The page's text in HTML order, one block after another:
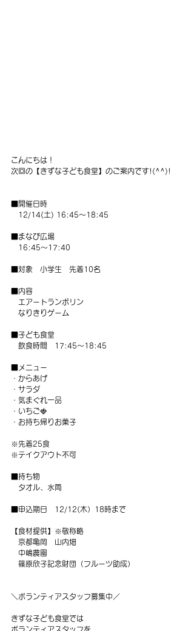
こんにちは！
次回の【きずな子ども食堂】のご案内です!(^^)!
■開催日時
12/14(土) 16:45〜18:45
■まなび広場
16:45〜17:40
■対象　小学生　先着10名
■内容
エアートランポリン
なりきりゲーム
■子ども食堂
   飲食時間　17:45〜18:45
■メニュー
・からあげ
・サラダ
・気まぐれ一品
・いちご🍓
・お持ち帰りお菓子
※先着25食
※テイクアウト不可
■持ち物
タオル、水筒
■申込期日　12/12(木）18時まで
【食材提供】※敬称略
京都亀岡　山内畑
中嶋農園
篠原欣子記念財団（フルーツ助成）
＼ボランティアスタッフ募集中／
きずな子ども食堂では
ボランティアスタッフを